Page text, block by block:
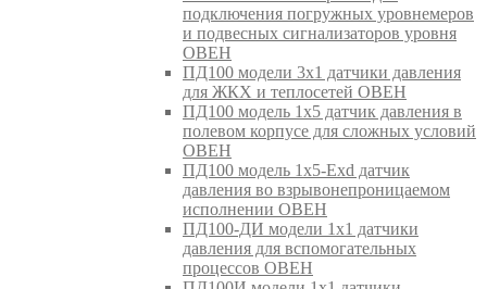
подключения погружных уровнемеров
и подвесных сигнализаторов уровня
ОВЕН
ПД100 модели 3х1 датчики давления
для ЖКХ и теплосетей ОВЕН
ПД100 модель 1х5 датчик давления в
полевом корпусе для сложных условий
ОВЕН
ПД100 модель 1х5-Exd датчик
давления во взрывонепроницаемом
исполнении ОВЕН
ПД100-ДИ модели 1х1 датчики
давления для вспомогательных
процессов ОВЕН